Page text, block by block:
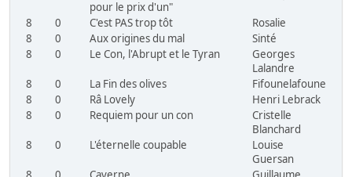
pour le prix d'un"
8 0 C'est PAS trop tôt
Rosalie
8
0 Aux origines du mal
Sinté
8
0 Le Con, l'Abrupt et le Tyran
Georges
Lalandre
8
0 La Fin des olives
Fifounelafoune
8
0 Râ Lovely
Henri Lebrack
8
0 Requiem pour un con
Cristelle
Blanchard
8
0 L'éternelle coupable
Louise
Guersan